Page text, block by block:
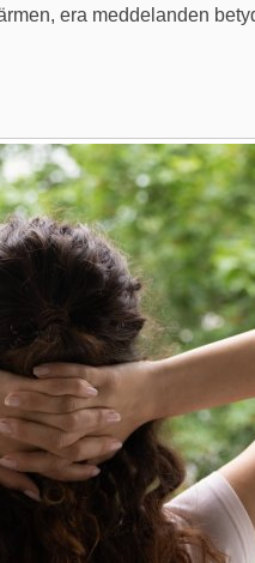
era meddelanden